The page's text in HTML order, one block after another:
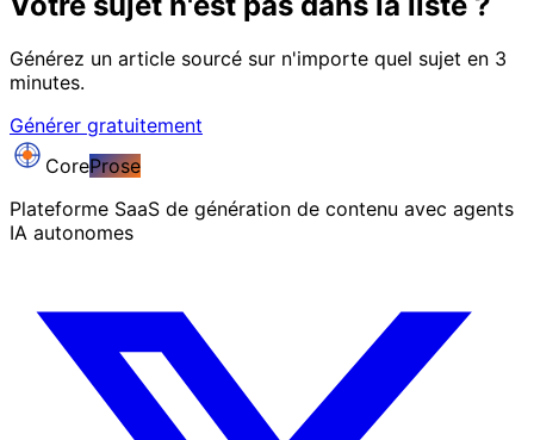
Générez un article sourcé sur n'importe quel sujet en 3
minutes.
Générer gratuitement
CoreProse
Plateforme SaaS de génération de contenu avec agents
IA autonomes